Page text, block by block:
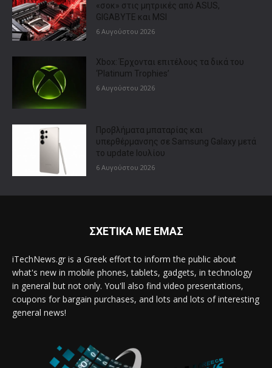
«σοκ» στις μητρικές από ASUS,
GIGABYTE και MSI
6 Αυγούστου 2026
Xbox: Έρχονται επιτέλους τα δικά του
‘Platinum Trophies’
6 Αυγούστου 2026
Προβλήματα μπαταρίας και
υπερθέρμανσης σε Samsung Galaxy μετά
το update Ιουλίου
6 Αυγούστου 2026
ΣΧΕΤΙΚΑ ΜΕ ΕΜΑΣ
iTechNews.gr is a Greek effort to inform the public about
what's new in mobile phones, tablets, gadgets, in technology
in general but not only. You'll also find video presentations,
coupons for bargain purchases, and lots and lots of interesting
general news!